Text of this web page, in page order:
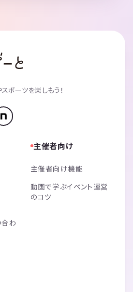
ポーツを楽しもう！
合わ
主催者向け
主催者向け機能
動画で学ぶイベント運営
のコツ